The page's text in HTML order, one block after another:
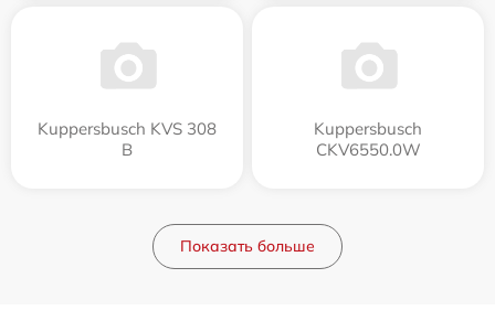
Kuppersbusch KVS 308
B
Kuppersbusch
CKV6550.0W
Показать больше